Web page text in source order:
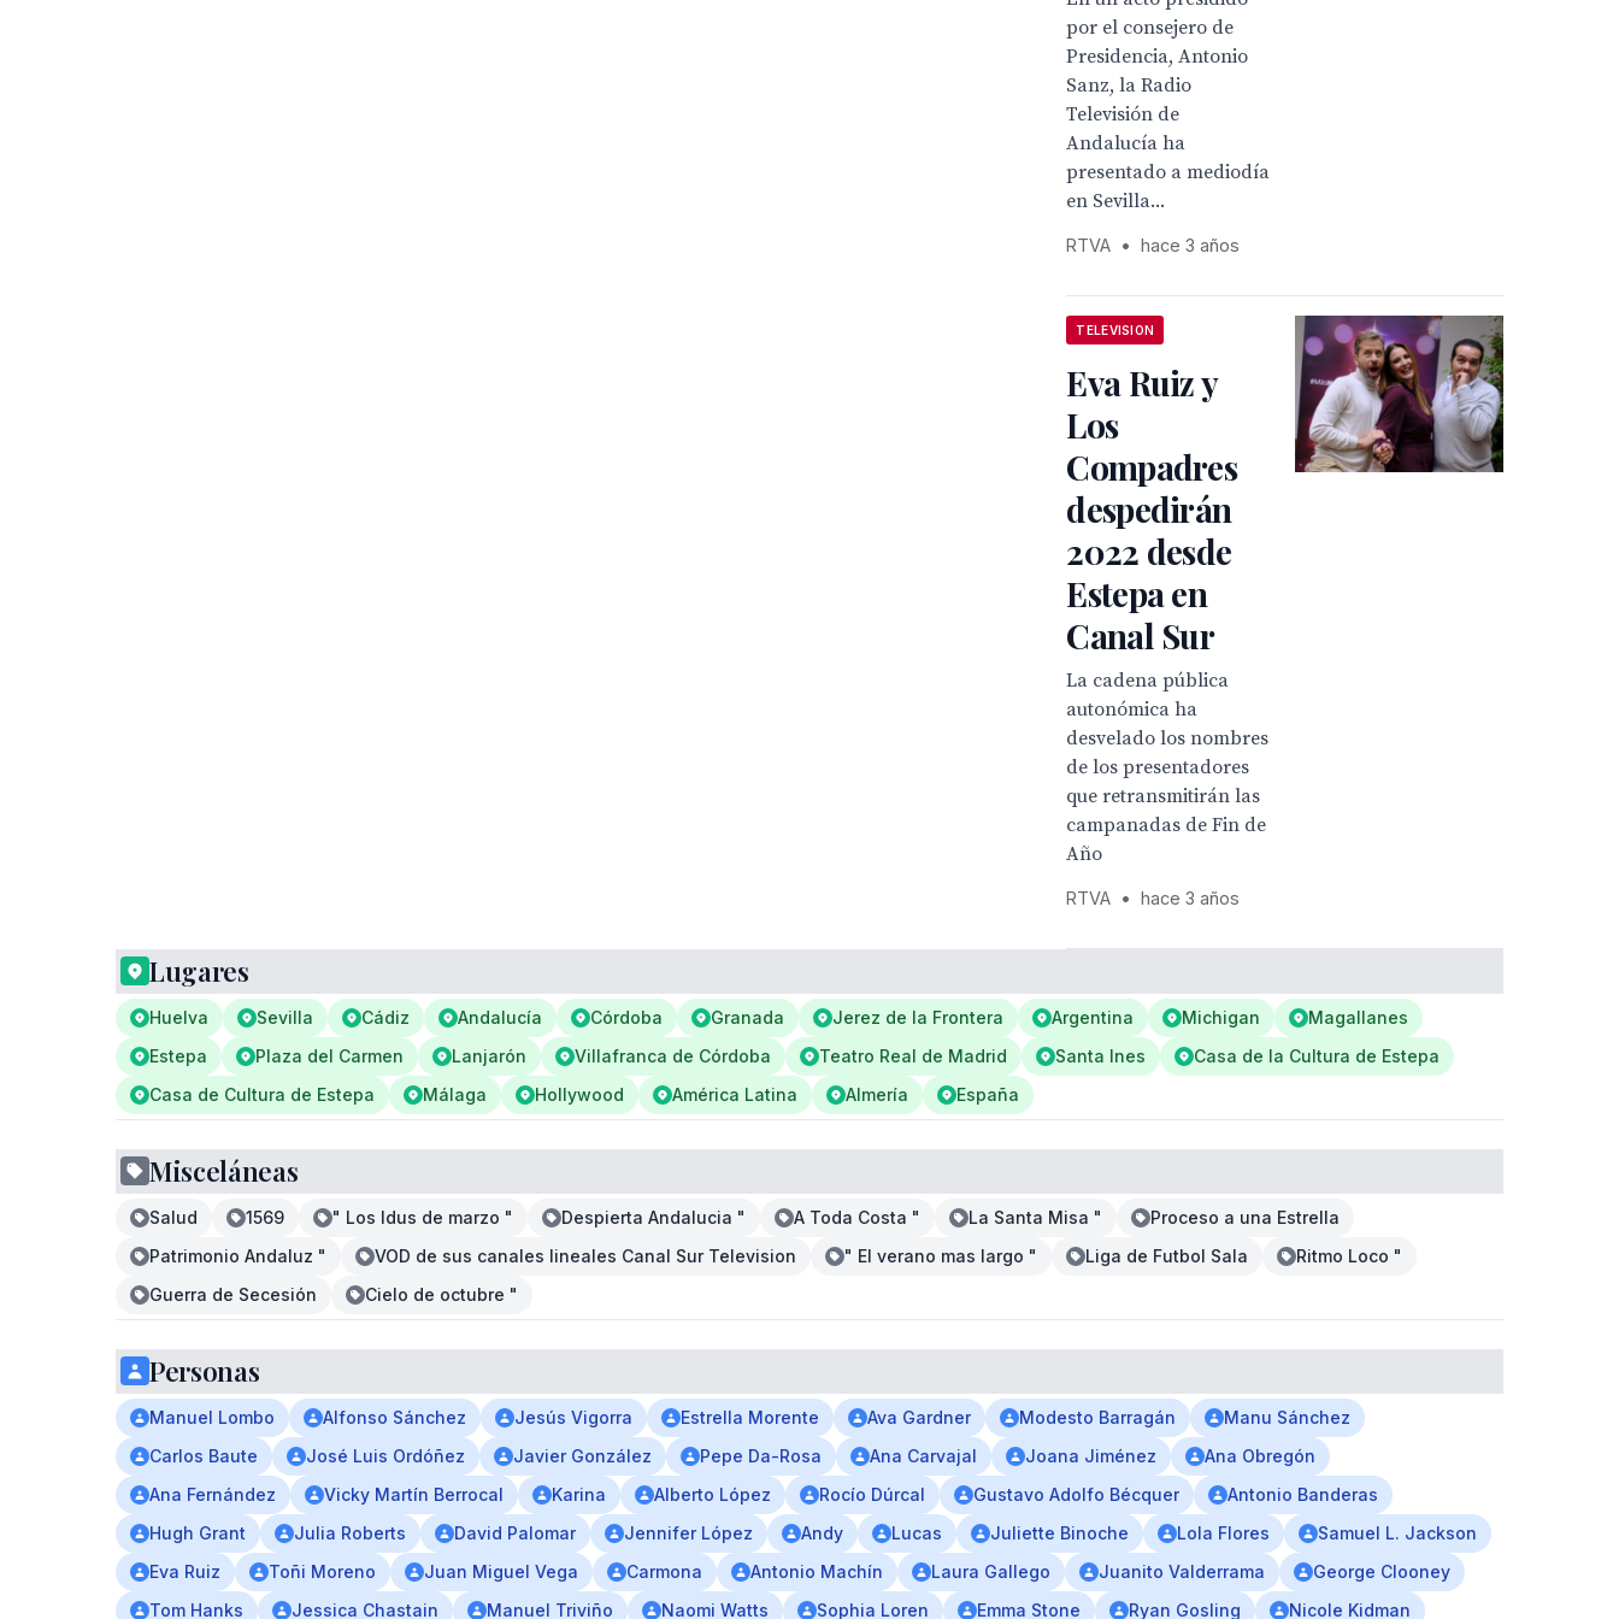
por el consejero de
Presidencia, Antonio
Sanz, la Radio
Televisión de
Andalucía ha
presentado a mediodía
en Sevilla...
RTVA • hace 3 años
TELEVISION
Eva Ruiz y
Los
Compadres
despedirán
2022 desde
Estepa en
Canal Sur
La cadena pública
autonómica ha
desvelado los nombres
de los presentadores
que retransmitirán las
campanadas de Fin de
Año
RTVA • hace 3 años
Lugares
Huelva Sevilla Cádiz Andalucía Córdoba Granada Jerez de la Frontera Argentina Michigan
Magallanes
Estepa
Plaza del Carmen Lanjarón Villafranca de Córdoba Teatro Real de Madrid Santa Ines
Casa de la Cultura de Estepa
Casa de Cultura de Estepa
Málaga Hollywood América Latina Almería España
Misceláneas
Salud 1569 " Los Idus de marzo " Despierta Andalucia " A Toda Costa " La Santa Misa "
Proceso a una Estrella
Patrimonio Andaluz "
VOD de sus canales lineales Canal Sur Television " El verano mas largo " Liga de Futbol Sala
Ritmo Loco "
Guerra de Secesión
Cielo de octubre "
Personas
Manuel Lombo Alfonso Sánchez Jesús Vigorra Estrella Morente Ava Gardner Modesto Barragán
Manu Sánchez
Carlos Baute
José Luis Ordóñez Javier González Pepe Da-Rosa Ana Carvajal Joana Jiménez
Ana Obregón
Ana Fernández
Vicky Martín Berrocal Karina Alberto López Rocío Dúrcal Gustavo Adolfo Bécquer
Antonio Banderas
Hugh Grant
Julia Roberts David Palomar Jennifer López Andy Lucas Juliette Binoche Lola Flores
Samuel L. Jackson
Eva Ruiz
Toñi Moreno Juan Miguel Vega Carmona Antonio Machín Laura Gallego Juanito Valderrama
George Clooney
Tom Hanks
Jessica Chastain Manuel Triviño Naomi Watts Sophia Loren Emma Stone Ryan Gosling Nicole Kidman